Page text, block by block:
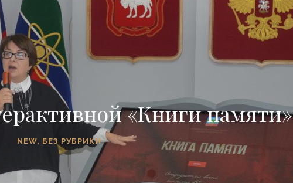
«Книги памяти»
NEW, БЕЗ РУБРИКИ